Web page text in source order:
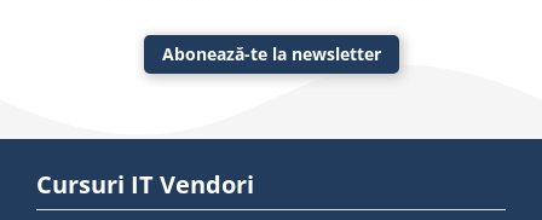
Abonează-te la newsletter
Cursuri IT Vendori